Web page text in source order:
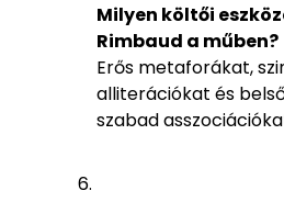
Milyen költői
Rimbaud a műben?
Erős metaforákat,
alliterációkat és
szabad